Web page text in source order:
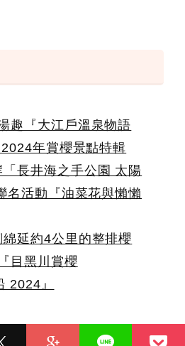
趣『大江戶溫泉物語
年賞櫻景點特輯
長井海之手公園 太陽
名活動『油菜花與懶懶
延約4公里的整排櫻
目黑川賞櫻
2024』